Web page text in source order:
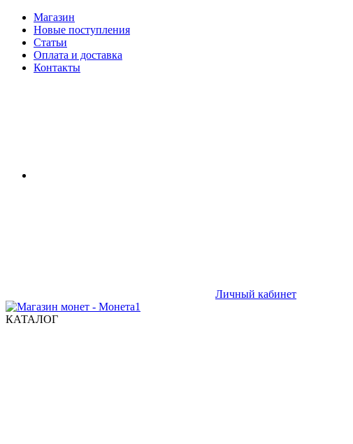
Магазин
Новые поступления
Статьи
Оплата и доставка
Контакты
Личный кабинет
КАТАЛОГ